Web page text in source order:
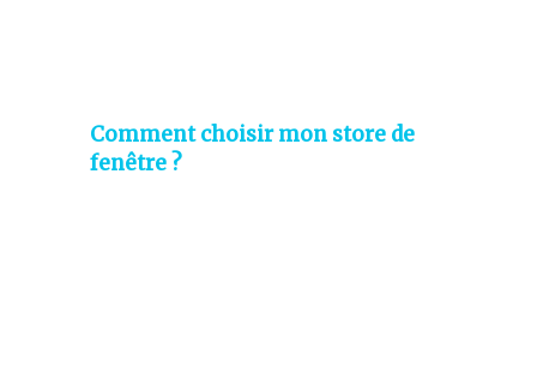
Comment choisir mon store de
fenêtre ?